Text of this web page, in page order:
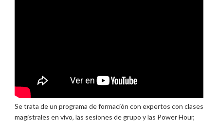
Se trata de un programa de formación con expertos con clases
magistrales en vivo, las sesiones de grupo y las Power Hour,